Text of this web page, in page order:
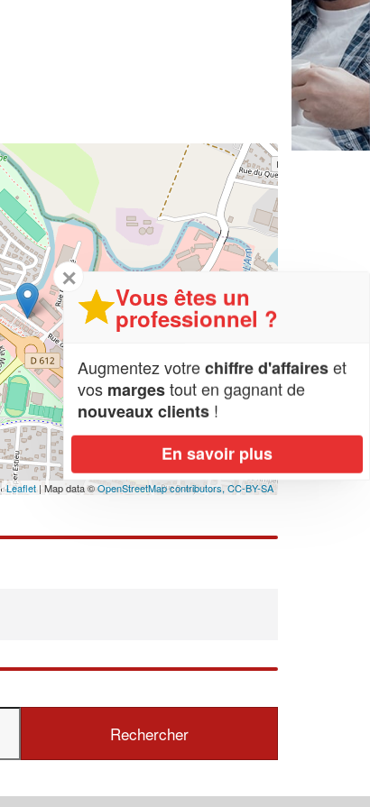
Leaflet | Map data ©OpenStreetMap contributors, CC-BY-SA
✕
Vous êtes un
professionnel ?
Augmentez votrechiffre d'affaireset
vos margestout en gagnant de
nouveaux clients !
En savoir plus